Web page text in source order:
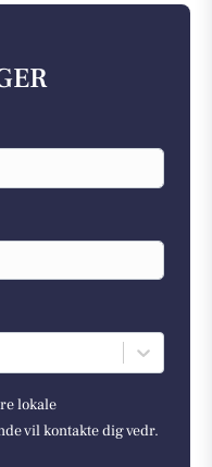
lokale
vil kontakte dig vedr.